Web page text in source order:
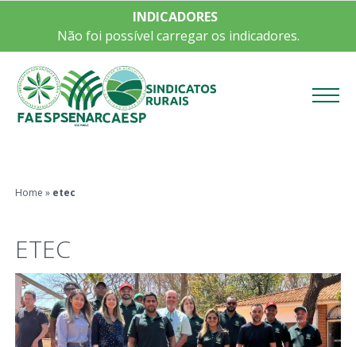
INDICADORES
Não foi possível carregar os indicadores.
Home » etec
ETEC